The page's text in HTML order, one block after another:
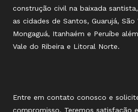
construção civil na baixada
as cidades de Santos, Guarujá, São
Mongaguá, Itanhaém e Peruíbe
Vale do Ribeira e Litoral Norte.
Entre em contato conosco e
compromisso. Teremos satisfação